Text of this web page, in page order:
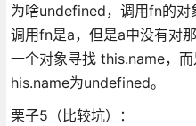
为啥undefined，调用fn的
调用fn是a，但是a中没有对
一个对象寻找 this.name，
his.name为undefined。
栗子5（比较坑）：